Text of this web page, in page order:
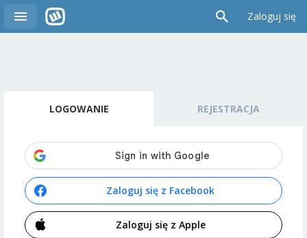
Zaloguj się
LOGOWANIE REJESTRACJA
Zaloguj się z Facebook
Zaloguj się z Apple